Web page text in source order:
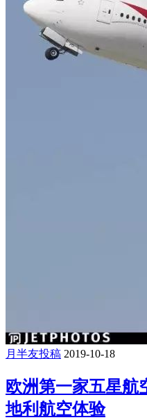
月半友投稿 2019-10-18
欧洲第一家五星航
地利航空体验